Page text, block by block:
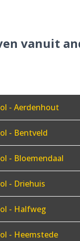
vanuit
- Aerdenhout
- Bentveld
- Bloemendaal
- Driehuis
- Halfweg
- Heemstede